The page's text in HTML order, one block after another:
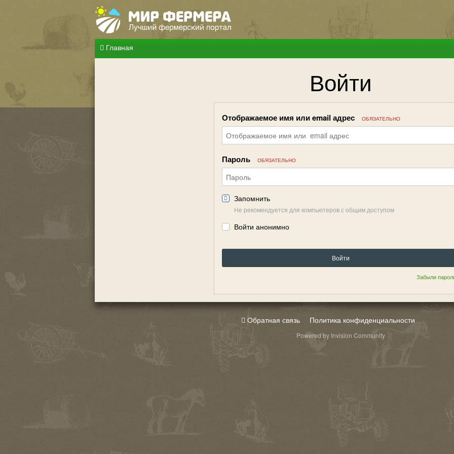
Главная
Войти
Отображаемое имя или email адрес ОБЯЗАТЕЛЬНО
Пароль ОБЯЗАТЕЛЬНО
Запомнить
Не рекомендуется для компьютеров с общим доступом
Войти анонимно
Войти
Забыли
Обратная связь Политика конфиденциальности
Powered by Invision Community